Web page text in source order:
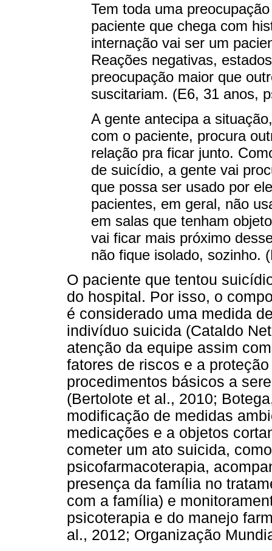
Tem toda uma
paciente que chega com
internação vai ser um
Reações negativas,
preocupação maior que
suscitariam. (E6, 31 anos,
A gente antecipa a
com o paciente, procura
relação pra ficar junto.
de suicídio, a gente vai
que possa ser usado por
pacientes, em geral, não
em salas que tenham
vai ficar mais próximo
não fique isolado, sozinho.
O paciente que tentou
do hospital. Por isso, o
é considerado uma medida
indivíduo suicida (Cataldo
atenção da equipe assim
fatores de riscos e a
procedimentos básicos a
(Bertolote et al., 2010;
modificação de medidas
medicações e a objetos
cometer um ato suicida,
psicofarmacoterapia,
presença da família no
com a família) e
psicoterapia e do manejo
al., 2012; Organização